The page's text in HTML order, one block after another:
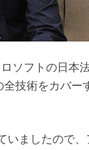
ソフトの日本
技術をカバ
いましたので